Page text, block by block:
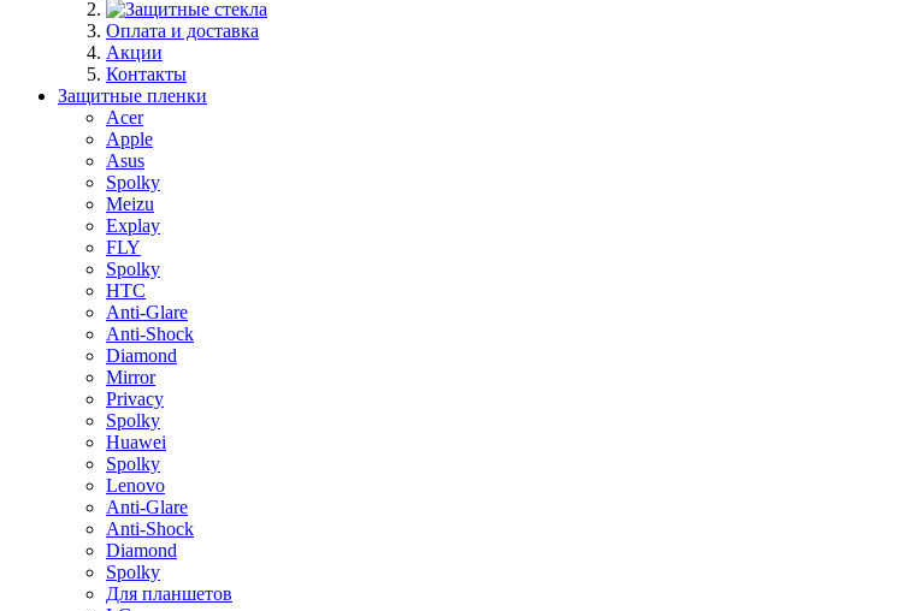
Оплата и доставка
Акции
Контакты
Защитные пленки
Acer
Apple
Asus
Spolky
Meizu
Explay
FLY
Spolky
HTC
Anti-Glare
Anti-Shock
Diamond
Mirror
Privacy
Spolky
Huawei
Spolky
Lenovo
Anti-Glare
Anti-Shock
Diamond
Spolky
Для планшетов